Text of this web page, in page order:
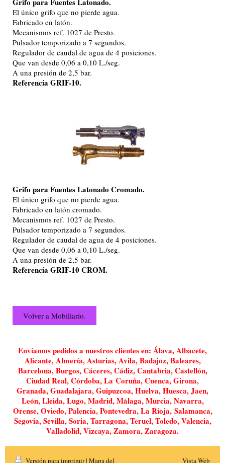
El único grifo que no pierde agua.
Fabricado en latón.
Mecanismos ref. 1027 de Presto.
Pulsador temporizado a 7 segundos.
Regulador de caudal de agua de 4 posiciones.
Que van desde 0,06 a 0,10 L./seg.
A una presión de 2,5 bar.
Referencia GRIF-10.
Grifo para Fuentes Latonado Cromado.
El único grifo que no pierde agua.
Fabricado en latón cromado.
Mecanismos ref. 1027 de Presto.
Pulsador temporizado a 7 segundos.
Regulador de caudal de agua de 4 posiciones.
Que van desde 0,06 a 0,10 L./seg.
A una presión de 2,5 bar.
Referencia GRIF-10 CROM.
Volver a Mobiliario.
Enviamos pedidos a nuestros clientes en: Álava, Albacete,
Alicante, Almería, Asturias, Avila, Badajoz, Baleares,
Barcelona, Burgos, Cáceres, Cádiz, Cantabria, Castellón,
Ciudad Real, Córdoba, La Coruña, Cuenca, Girona,
Granada, Guadalajara, Guipuzcoa, Huelva, Huesca, Jaen,
León, Lleida, Lugo, Madrid, Málaga, Murcia, Navarra,
Orense, Oviedo, Palencia, Pontevedra, La Rioja, Salamanca,
Segovia, Sevilla, Soria, Tarragona, Teruel, Toledo, Valencia,
Valladolid, Vizcaya, Zamora, Zaragoza.
Versión para imprimir| Mapa del Vista Web